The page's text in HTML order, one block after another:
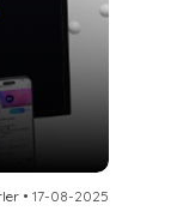
• 17-08-2025